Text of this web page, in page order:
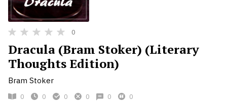
0
Dracula (Bram Stoker) (Literary
Thoughts Edition)
Bram Stoker
0 0 0 0 0 0